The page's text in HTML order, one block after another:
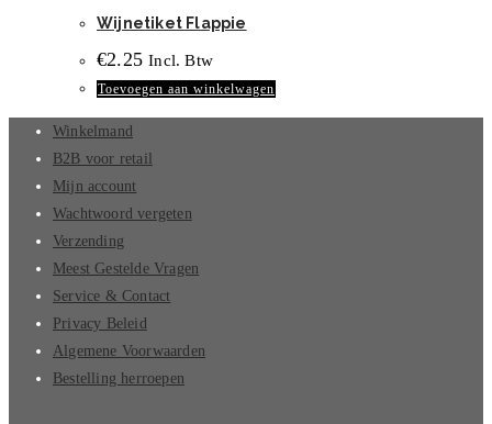
Wijnetiket Flappie
€2.25 Incl. Btw
Toevoegen aan winkelwagen
Winkelmand
B2B voor retail
Mijn account
Wachtwoord vergeten
Verzending
Meest Gestelde Vragen
Service & Contact
Privacy Beleid
Algemene Voorwaarden
Bestelling herroepen